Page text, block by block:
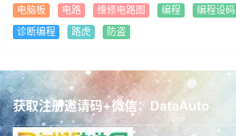
电脑板
电路 维修电路图 编程 编程设码
诊断编程
路虎 防盗
获取注册邀请码+微信：DataAuto